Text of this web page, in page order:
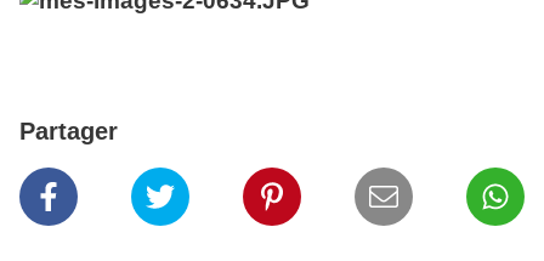
Partager